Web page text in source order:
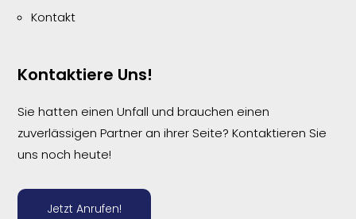
Kontakt
Kontaktiere Uns!
Sie hatten einen Unfall und brauchen einen
zuverlässigen Partner an ihrer Seite? Kontaktieren Sie
uns noch heute!
Jetzt Anrufen!